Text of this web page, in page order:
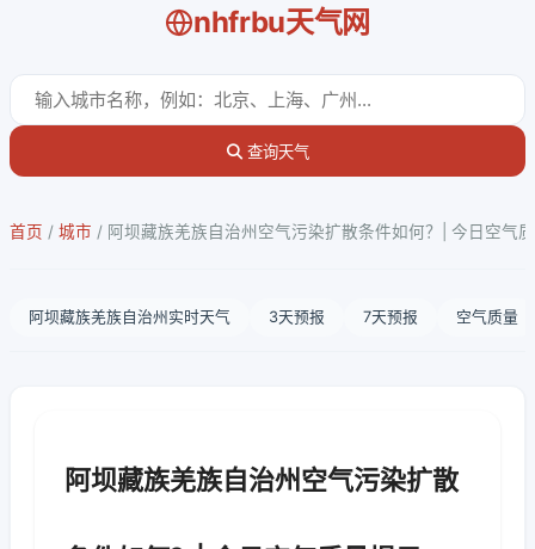
nhfrbu天气网
查询天气
首页 / 城市 / 阿坝藏族羌族自治州空气污染扩散条件如何？| 今日空气
阿坝藏族羌族自治州实时天气 3天预报 7天预报 空气质量
阿坝藏族羌族自治州空气污染扩散